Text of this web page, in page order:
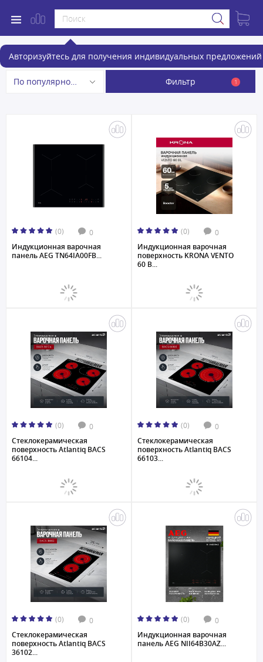
Авторизуйтесь для получения индивидуальных предложений
Электрические варочные панели
По популярности Фильтр 1
(0) 0
Индукционная варочная
панель AEG TN64IA00FB...
(0) 0
Индукционная варочная
поверхность KRONA VENTO
60 B...
(0) 0
Стеклокерамическая
поверхность Atlantiq BACS
66104...
(0) 0
Стеклокерамическая
поверхность Atlantiq BACS
66103...
(0) 0
Стеклокерамическая
поверхность Atlantiq BACS
36102...
(0) 0
Индукционная варочная
панель AEG NII64B30AZ...